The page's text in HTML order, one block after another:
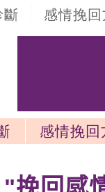
斷 感情挽
感情挽